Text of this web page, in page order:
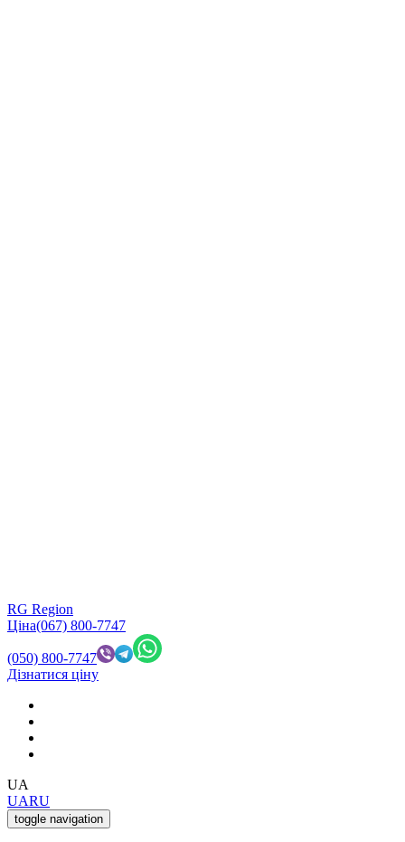
RG Region
Ціна(067) 800-7747
(050) 800-7747
Дізнатися ціну
UA
UARU
toggle navigation